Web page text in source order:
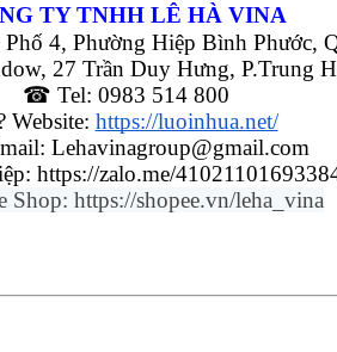
TY TNHH LÊ HÀ VINA
4, Phường Hiệp Bình Phước,
27 Trần Duy Hưng, P.Trung
☎ Tel: 0983 514 800
Website: https://luoinhua.net/
Lehavinagroup@gmail.com
https://zalo.me/
Shop: https://shopee.vn/leha_vina